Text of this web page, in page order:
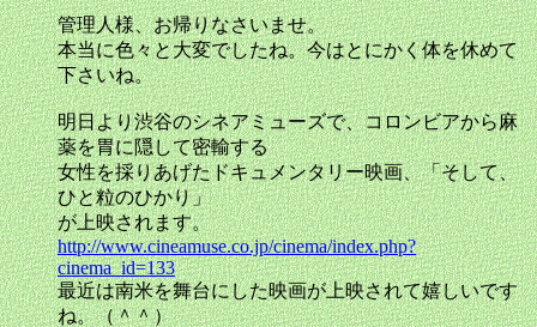
管理人様、お帰りなさいませ。
本当に色々と大変でしたね。今はとにかく体を休めて
下さいね。
明日より渋谷のシネアミューズで、コロンビアから麻
薬を胃に隠して密輸する
女性を採りあげたドキュメンタリー映画、「そして、
ひと粒のひかり」
が上映されます。
http://www.cineamuse.co.jp/cinema/index.php?
cinema_id=133
最近は南米を舞台にした映画が上映されて嬉しいです
ね。（＾＾）